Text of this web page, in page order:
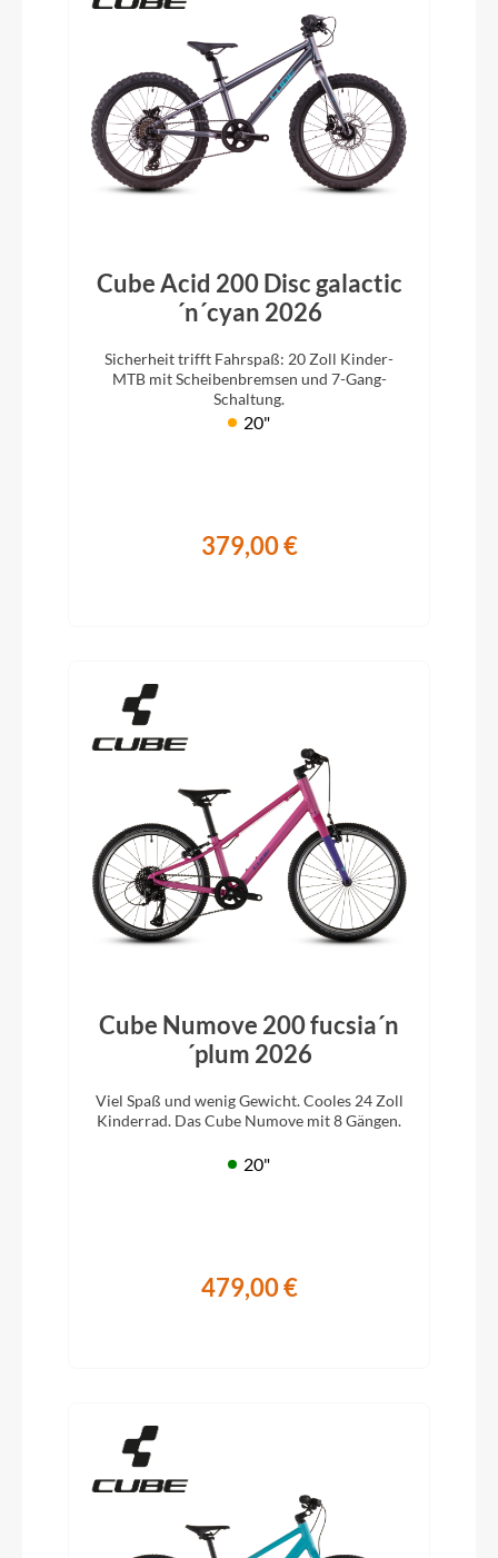
Cube Acid 200 Disc galactic
´n´cyan 2026
Sicherheit trifft Fahrspaß: 20 Zoll Kinder-
MTB mit Scheibenbremsen und 7-Gang-
Schaltung.
20"
379,00 €
Cube Numove 200 fucsia´n
´plum 2026
Viel Spaß und wenig Gewicht. Cooles 24 Zoll
Kinderrad. Das Cube Numove mit 8 Gängen.
20"
479,00 €